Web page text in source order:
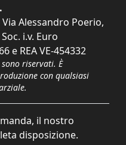
Alessandro Poerio,
i.v. Euro
e REA VE-454332
riservati. È
con qualsiasi
il nostro
disposizione.